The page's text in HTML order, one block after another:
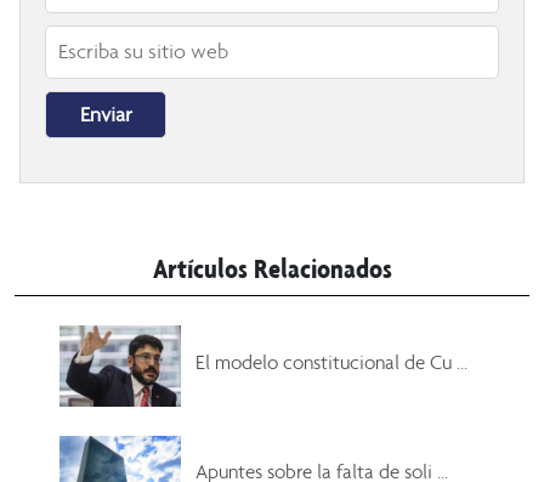
Artículos Relacionados
El modelo constitucional de Cu ...
Apuntes sobre la falta de soli ...